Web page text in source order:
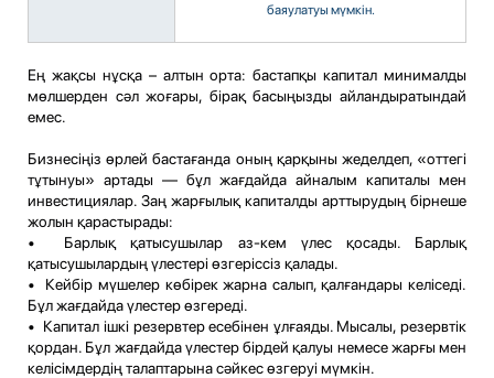
баяулатуы мүмкін.
Ең жақсы нұсқа – алтын орта: бастапқы капитал минималды
мөлшерден сәл жоғары, бірақ басыңызды айландыратындай
емес.
Бизнесіңіз өрлей бастағанда оның қарқыны жеделдеп, «оттегі
тұтынуы» артады — бұл жағдайда айналым капиталы мен
инвестициялар. Заң жарғылық капиталды арттырудың бірнеше
жолын қарастырады:
• Барлық қатысушылар аз-кем үлес қосады. Барлық
қатысушылардың үлестері өзгеріссіз қалады.
• Кейбір мүшелер көбірек жарна салып, қалғандары келіседі.
Бұл жағдайда үлестер өзгереді.
• Капитал ішкі резервтер есебінен ұлғаяды. Мысалы, резервтік
қордан. Бұл жағдайда үлестер бірдей қалуы немесе жарғы мен
келісімдердің талаптарына сәйкес өзгеруі мүмкін.